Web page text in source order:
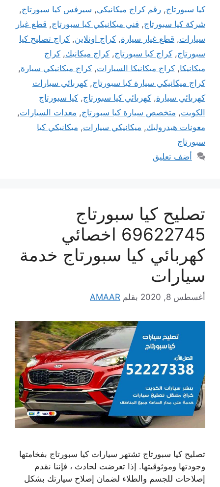
كيا سبورتاج, رقم كراج ميكانيكي, سيرفس كيا سبورتاج,
شركة كيا سبورتاج, فني ميكانيكي كيا سبورتاج, قطع غيار
سيارات, قطع غيار سيارة, كراج اونلاين, كراج تصليح كيا
سبورتاج, كراج كيا سبورتاج, كراج ميكانيك, كراج
ميكانيكا, كراج ميكانيكا السيارات, كراج ميكانيكي سيارة,
كراج ميكانيكي سيارة كيا سبورتاج, كهربائي سيارات
كهربائي سيارة, كهربائي كيا سبورتاج, كيا سبورتاج
الكويت, متخصص سيارة كيا سبورتاج, معدات السيارات,
معونات هيدروليك, ميكانيكي سيارات, ميكانيكي كيا
سبورتاج
أضف تعليق
تصليح كيا سبورتاج
69622745 اخصائي
كهربائي كيا سبورتاج خدمة
سيارات
أغسطس 8, 2020 بقلم AMAAR
تصليح كيا سبورتاج تشتهر سيارات كيا سبورتاج بفخامتها
وجودتها وموثوقيتها. إذا تعرضت لحادث ، فإننا نقدم
إصلاحات للجسم والطلاء لضمان إصلاح سيارتك بشكل